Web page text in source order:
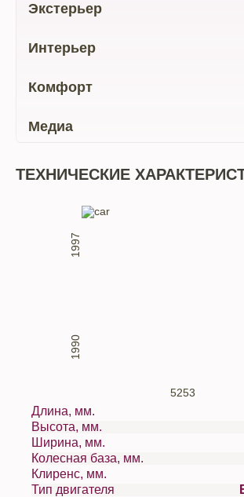
Экстерьер
Интерьер
Комфорт
Медиа
ТЕХНИЧЕСКИЕ
5253
1990
1997
Длина, мм.
Высота, мм.
Ширина, мм.
Колесная база, мм.
Клиренс, мм.
Тип двигателя